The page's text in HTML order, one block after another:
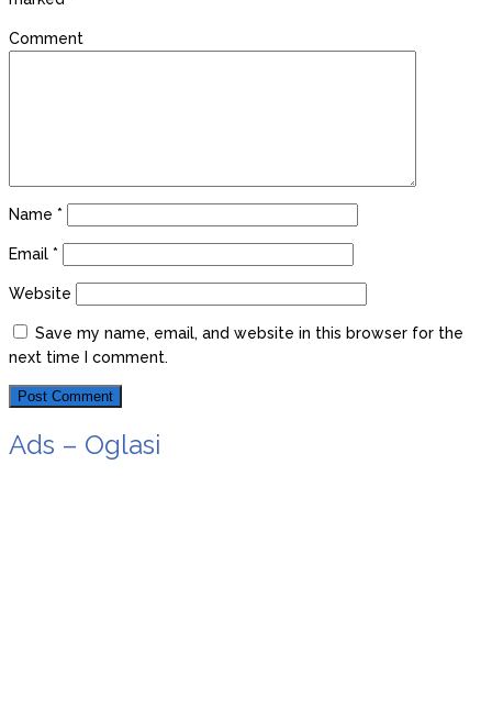
Comment
Name *
Email *
Website
Save my name, email, and website in this browser for the
next time I comment.
Ads – Oglasi